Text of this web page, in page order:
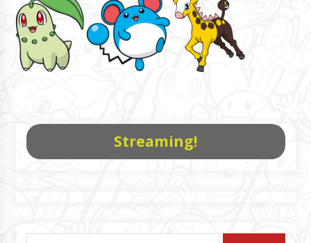
Streaming!